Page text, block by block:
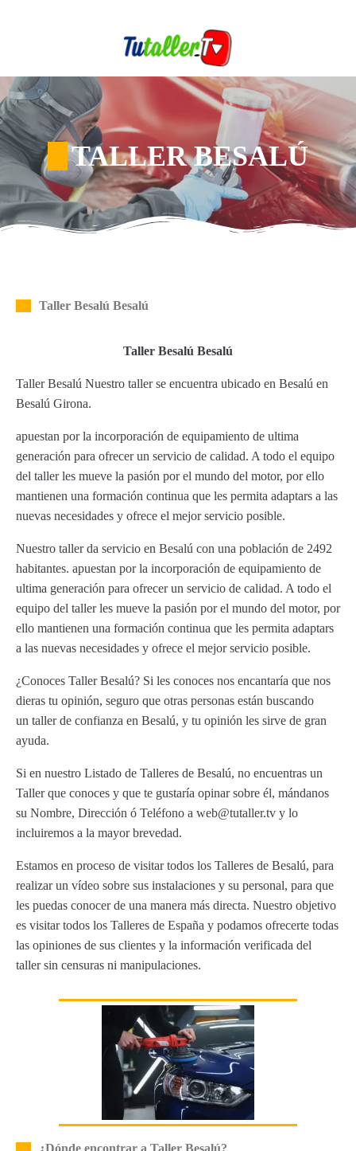
TALLER BESALÚ
Taller Besalú Besalú
Taller Besalú Besalú
Taller Besalú Nuestro taller se encuentra ubicado en Besalú en
Besalú Girona.
apuestan por la incorporación de equipamiento de ultima
generación para ofrecer un servicio de calidad. A todo el equipo
del taller les mueve la pasión por el mundo del motor, por ello
mantienen una formación continua que les permita adaptars a las
nuevas necesidades y ofrece el mejor servicio posible.
Nuestro taller da servicio en Besalú con una población de 2492
habitantes. apuestan por la incorporación de equipamiento de
ultima generación para ofrecer un servicio de calidad. A todo el
equipo del taller les mueve la pasión por el mundo del motor, por
ello mantienen una formación continua que les permita adaptars
a las nuevas necesidades y ofrece el mejor servicio posible.
¿Conoces Taller Besalú? Si les conoces nos encantaría que nos
dieras tu opinión, seguro que otras personas están buscando
un taller de confianza en Besalú, y tu opinión les sirve de gran
ayuda.
Si en nuestro Listado de Talleres de Besalú, no encuentras un
Taller que conoces y que te gustaría opinar sobre él, mándanos
su Nombre, Dirección ó Teléfono a web@tutaller.tv y lo
incluiremos a la mayor brevedad.
Estamos en proceso de visitar todos los Talleres de Besalú, para
realizar un vídeo sobre sus instalaciones y su personal, para que
les puedas conocer de una manera más directa. Nuestro objetivo
es visitar todos los Talleres de España y podamos ofrecerte todas
las opiniones de sus clientes y la información verificada del
taller sin censuras ni manipulaciones.
¿Dónde encontrar a Taller Besalú?